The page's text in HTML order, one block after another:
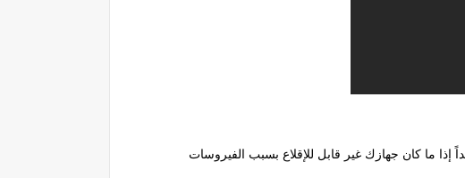
ما كان جهازك غير قابل للإقلاع بسبب الفيروسات